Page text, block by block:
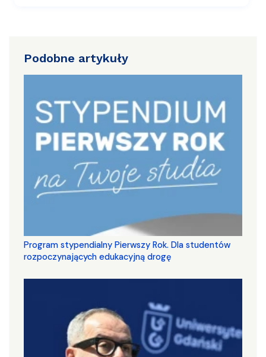
Podobne artykuły
Program stypendialny Pierwszy Rok. Dla studentów
rozpoczynających edukacyjną drogę